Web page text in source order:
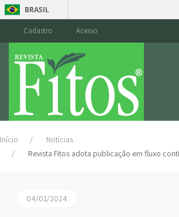
BRASIL
Cadastro Acesso
Início
Notícias
Revista Fitos adota publicação em fluxo
04/01/2024